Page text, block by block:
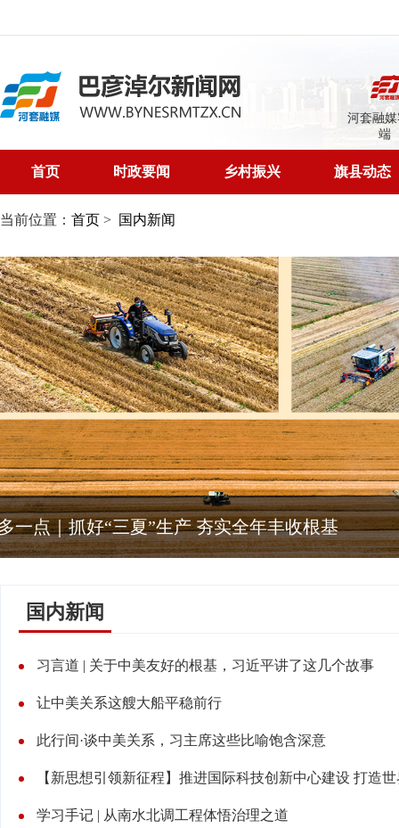
河套融
端
首页 时政要闻 乡村振兴 旗县动态
当前位置： 首页 > 国内新闻
新闻多一点 | 童声讲党史 薪火代代传
国内新闻
习言道 | 关于中美友好的根基，习近平讲了这几个故事
让中美关系这艘大船平稳前行
此行间·谈中美关系，习主席这些比喻饱含深意
【新思想引领新征程】推进国际科技创新中心建设 打造
学习手记 | 从南水北调工程体悟治理之道